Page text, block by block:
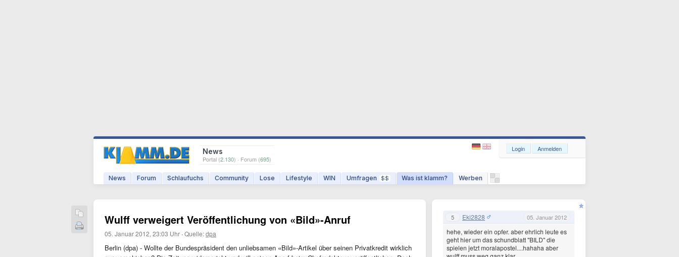
News
Portal (2.130) · Forum (695)
News Forum Schlaufuchs Community Lose Lifestyle WIN Umfragen $$ Was ist klamm? Werben
Login Anmelden
Wulff verweigert Veröffentlichung von «Bild»-Anruf
05. Januar 2012, 23:03 Uhr ·Quelle:dpa
Berlin (dpa) - Wollte der Bundespräsident den unliebsamen «Bild»-Artikel über seinen Privatkredit wirklich
5 Eki2828 05. Januar 2012
hehe, wieder ein opfer. aber ehrlich leute es
geht hier um das schundblatt "BILD" die
spielen jetzt moralapostel....hahaha aber